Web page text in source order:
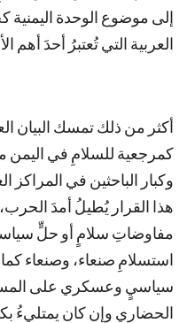
إلى موضوع الوحدة
العربية التي تُعتبرُ أحدَ أهم
كمرجعية للسلامِ في اليمن
وكبار الباحثين في المراكز
هذا القرار يُطيلُ أمدَ
مفاوضاتِ سلامٍ أو حلٍّ
استسلامِ صنعاء، وصنعاء
سياسيٍ وعسكري على
الحضاري وإن كان يمتليءُ